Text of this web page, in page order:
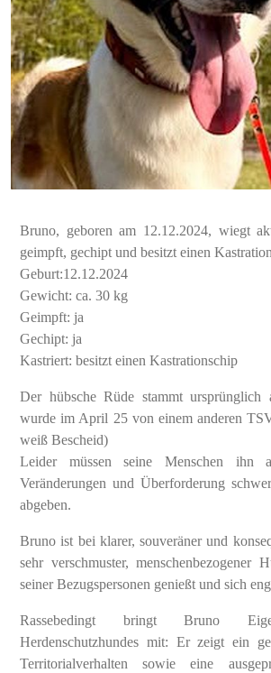
Bruno, geboren am 12.12.2024, wiegt
geimpft, gechipt und besitzt einen
Geburt:12.12.2024
Gewicht: ca. 30 kg
Geimpft: ja
Gechipt: ja
Kastriert: besitzt einen Kastrationschip
Der hübsche Rüde stammt ursprünglich
wurde im April 25 von einem anderen
weiß Bescheid)
Leider müssen seine Menschen ihn
Veränderungen und Überforderung
abgeben.
Bruno ist bei klarer, souveräner und
sehr verschmuster, menschenbezogener
seiner Bezugspersonen genießt und sich
Rassebedingt bringt Bruno
Herdenschutzhundes mit: Er zeigt ein
Territorialverhalten sowie eine